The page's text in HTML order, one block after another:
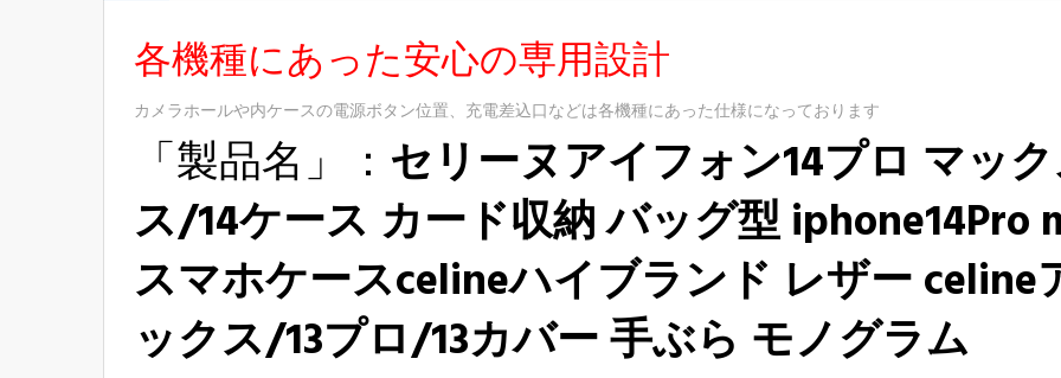
各機種にあった安心の専用設計
カメラホールや内ケースの電源ボタン位置、充電差込口などは各機種にあった仕様になっております
「製品名」： セリーヌアイフォン14プロ マッ
ス/14ケース カード収納 バッグ型 iphone14Pro
スマホケースcelineハイブランド レザー celine
ックス/13プロ/13カバー 手ぶら モノグラム